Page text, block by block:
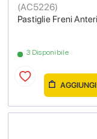
Pastiglie Freni
(AC5226)
3 Disponibile